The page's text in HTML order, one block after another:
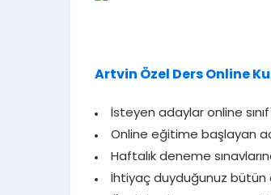
Artvin Özel Ders Online
İsteyen adaylar online sınıf
Online eğitime başlayan
Haftalık deneme
İhtiyaç duyduğunuz bütün